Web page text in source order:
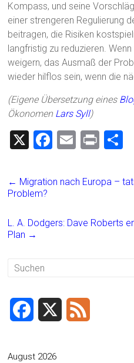
Kompass, und seine
einer strengeren Regulierung
beitragen, die Risiken
langfristig zu reduzieren.
weigern, das Ausmaß der
wieder hilflos sein, wenn die
(Eigene Übersetzung eines
Ökonomen Lars Syll)
X
F
ce
o
E
ai
Pr
t
e
← Migration nach Europa –
Problem?
L. A. Dodgers: Dave Roberts
Plan →
c
August 2026